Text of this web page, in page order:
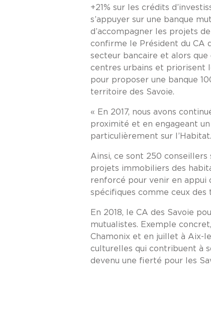
+21% sur les crédits
s’appuyer sur une banque
d’accompagner les projets
confirme le Président du CA
secteur bancaire et alors que
centres urbains et priorisent
pour proposer une banque
territoire des Savoie.
« En 2017, nous avons
proximité et en engageant
particulièrement sur
Ainsi, ce sont 250
projets immobiliers des
renforcé pour venir en appui
spécifiques comme ceux
En 2018, le CA des Savoie
mutualistes. Exemple
Chamonix et en juillet à Aix-
culturelles qui contribuent à
devenu une fierté pour les